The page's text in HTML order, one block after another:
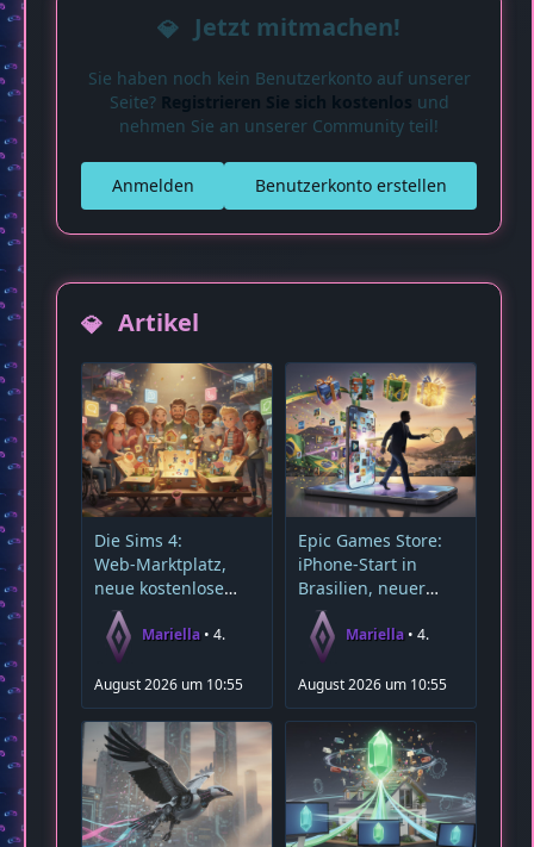
Jetzt mitmachen!
Sie haben noch kein Benutzerkonto auf unserer
Seite? Registrieren Sie sich kostenlos und
nehmen Sie an unserer Community teil!
Benutzerkonto erstellen
Anmelden
Artikel
Die Sims 4:
Web‑Marktplatz,
neue kostenlose
Starter‑Sims und
Community‑Highlig
hts
Mariella 4.
August 2026 um 10:55
Epic Games Store:
iPhone-Start in
Brasilien, neuer
Store-Chef und
Rückkehr zu
Wochen-Deals
Mariella 4.
August 2026 um 10:55